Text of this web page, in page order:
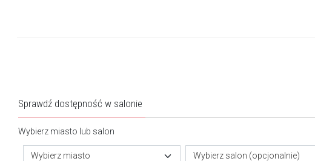
Sprawdź dostępność w salonie
Wybierz miasto lub salon
Wybierz miasto Wybierz salon (opcjonalnie)